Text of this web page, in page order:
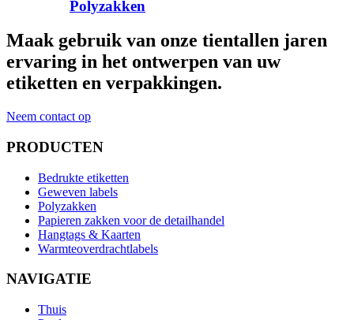
Polyzakken
Maak gebruik van onze tientallen jaren
ervaring in het ontwerpen van uw
etiketten en verpakkingen.
Neem contact op
PRODUCTEN
Bedrukte etiketten
Geweven labels
Polyzakken
Papieren zakken voor de detailhandel
Hangtags & Kaarten
Warmteoverdrachtlabels
NAVIGATIE
Thuis